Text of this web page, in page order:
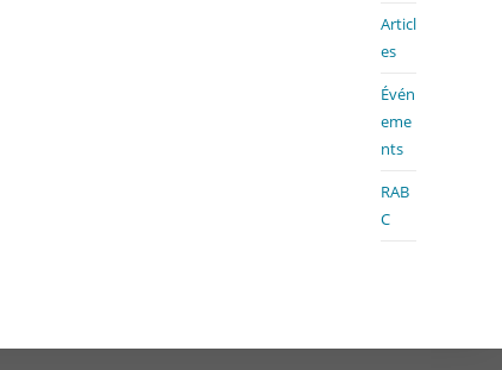
Articl
es
Évén
eme
nts
RAB
C